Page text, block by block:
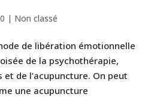
| Non classé
de libération émotionnelle
de la psychothérapie,
et de l’acupuncture. On peut
une acupuncture